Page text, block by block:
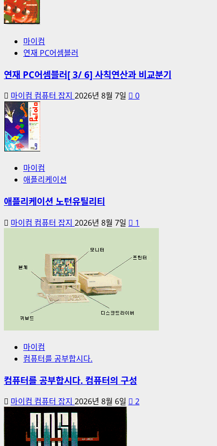
마이컴
연재 PC어셈블러
연재 PC어셈블러[ 3/ 6] 사칙연산과 비교분기
마이컴 컴퓨터 잡지 2026년 8월 7일 0
마이컴
애플리케이션
애플리케이션 노턴유틸리티
마이컴 컴퓨터 잡지 2026년 8월 7일 1
마이컴
컴퓨터를 공부합시다.
컴퓨터를 공부합시다. 컴퓨터의 구성
마이컴 컴퓨터 잡지 2026년 8월 6일 2